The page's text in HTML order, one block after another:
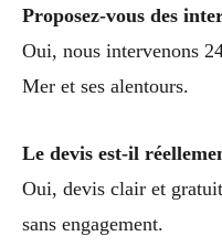
Proposez-vous des
Oui, nous intervenons
Mer et ses alentours.
Le devis est-il
Oui, devis clair et
sans engagement.